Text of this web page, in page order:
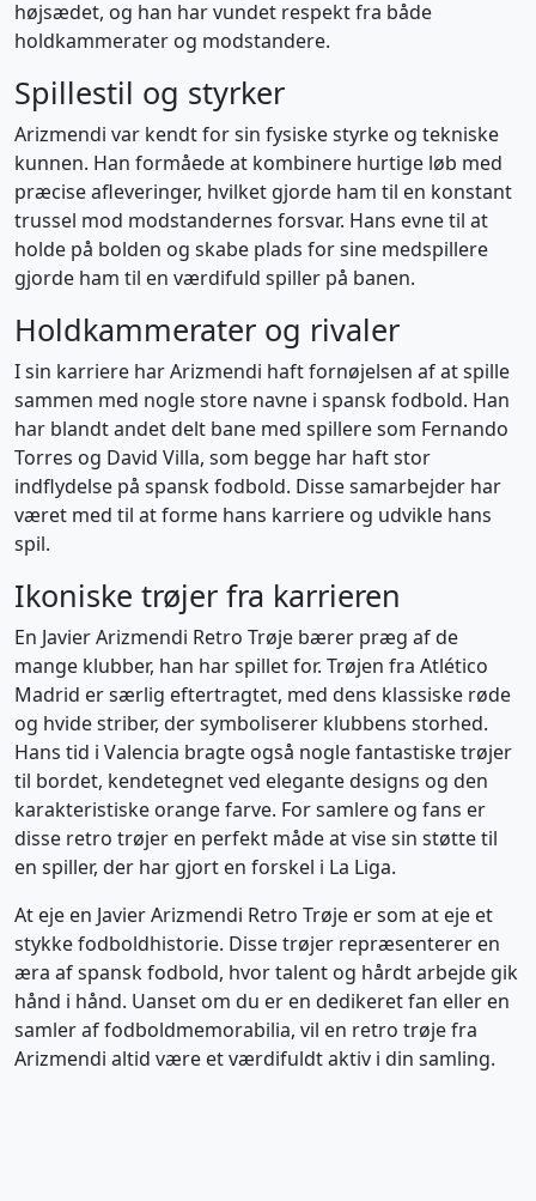
højsædet, og han har vundet respekt fra både
holdkammerater og modstandere.
Spillestil og styrker
Arizmendi var kendt for sin fysiske styrke og tekniske
kunnen. Han formåede at kombinere hurtige løb med
præcise afleveringer, hvilket gjorde ham til en konstant
trussel mod modstandernes forsvar. Hans evne til at
holde på bolden og skabe plads for sine medspillere
gjorde ham til en værdifuld spiller på banen.
Holdkammerater og rivaler
I sin karriere har Arizmendi haft fornøjelsen af at spille
sammen med nogle store navne i spansk fodbold. Han
har blandt andet delt bane med spillere som Fernando
Torres og David Villa, som begge har haft stor
indflydelse på spansk fodbold. Disse samarbejder har
været med til at forme hans karriere og udvikle hans
spil.
Ikoniske trøjer fra karrieren
En Javier Arizmendi Retro Trøje bærer præg af de
mange klubber, han har spillet for. Trøjen fra Atlético
Madrid er særlig eftertragtet, med dens klassiske røde
og hvide striber, der symboliserer klubbens storhed.
Hans tid i Valencia bragte også nogle fantastiske trøjer
til bordet, kendetegnet ved elegante designs og den
karakteristiske orange farve. For samlere og fans er
disse retro trøjer en perfekt måde at vise sin støtte til
en spiller, der har gjort en forskel i La Liga.
At eje en Javier Arizmendi Retro Trøje er som at eje et
stykke fodboldhistorie. Disse trøjer repræsenterer en
æra af spansk fodbold, hvor talent og hårdt arbejde gik
hånd i hånd. Uanset om du er en dedikeret fan eller en
samler af fodboldmemorabilia, vil en retro trøje fra
Arizmendi altid være et værdifuldt aktiv i din samling.